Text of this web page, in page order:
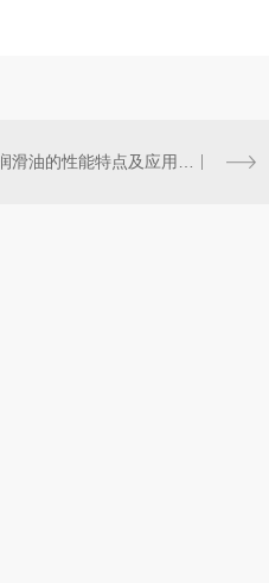
陕西特殊润滑油的性能特点及应用领域分析